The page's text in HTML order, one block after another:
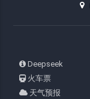
Deepseek
火车票
天气预报